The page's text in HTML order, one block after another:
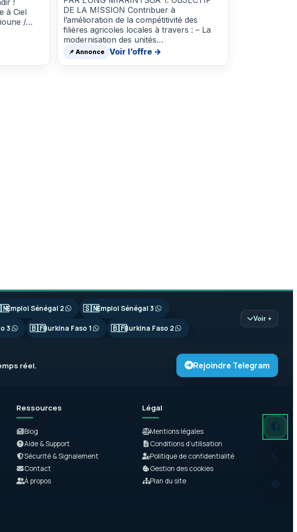
à Ciel
/…
DE LA MISSION Contribuer à
l’amélioration de la compétitivité des
filières agricoles locales à travers : – La
modernisation des unités…
📌 Annonce Voir l’offre →
Emploi Sénégal 2 🇸🇳Emploi Sénégal 3
3 🇧🇫Burkina Faso 1 🇧🇫Burkina Faso 2
Voir +
réel. Rejoindre Telegram
Ressources
Blog
Aide & Support
Sécurité & Signalement
Contact
À propos
Légal
Mentions légales
Conditions d’utilisation
Politique de confidentialité
Gestion des cookies
Plan du site
Mode
Mode
Mode clair